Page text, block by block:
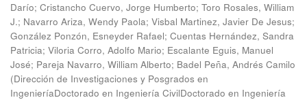
Darío; Cristancho Cuervo, Jorge Humberto; Toro Rosales, William
J.; Navarro Ariza, Wendy Paola; Visbal Martinez, Javier De Jesus;
González Ponzón, Esneyder Rafael; Cuentas Hernández, Sandra
Patricia; Viloria Corro, Adolfo Mario; Escalante Eguis, Manuel
José; Pareja Navarro, William Alberto; Badel Peña, Andrés Camilo
(Dirección de Investigaciones y Posgrados en
IngenieríaDoctorado en Ingeniería CivilDoctorado en Ingeniería